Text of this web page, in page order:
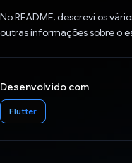
No README, descrevi os
outras informações sobre o
Desenvolvido com
Flutter